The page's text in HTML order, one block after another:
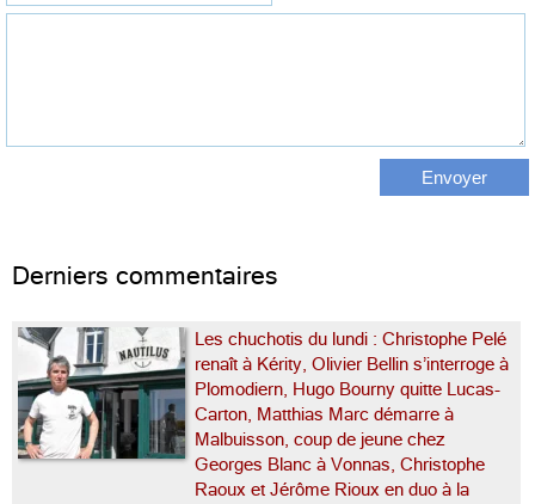
Derniers commentaires
Les chuchotis du lundi : Christophe Pelé
renaît à Kérity, Olivier Bellin s’interroge à
Plomodiern, Hugo Bourny quitte Lucas-
Carton, Matthias Marc démarre à
Malbuisson, coup de jeune chez
Georges Blanc à Vonnas, Christophe
Raoux et Jérôme Rioux en duo à la